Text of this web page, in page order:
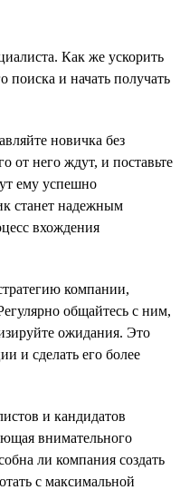
Как же ускорить
поиска и начать получать
новичка без
от него ждут, и поставьте
ему успешно
станет надежным
вхождения
компании,
общайтесь с ним,
ожидания. Это
и сделать его более
и кандидатов
внимательного
ли компания создать
с максимальной